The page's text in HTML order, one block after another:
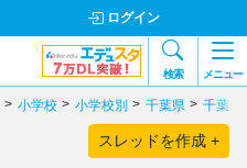
ログイン
検索 メニュー
小学校 小学校別 千葉県 千葉日
スレッドを作成 +